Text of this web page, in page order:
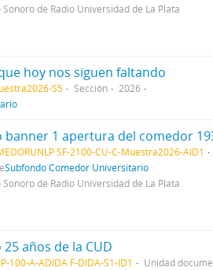
de Radio Universidad de La Plata
hoy nos siguen faltando
S5 Sección
2026
banner 1 apertura del comedor
SF-2100-CU-C-Muestra2026-AID1
Subfondo Comedor Universitario
de Radio Universidad de La Plata
25 años de la CUD
100-A-ADIDA F-DIDA-S1-ID1 Unidad